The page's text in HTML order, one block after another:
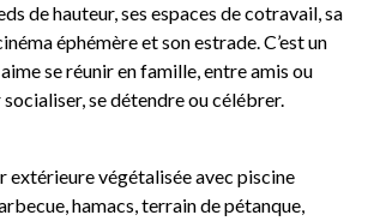
de hauteur, ses espaces de cotravail, sa
éphémère et son estrade. C’est un
aime se réunir en famille, entre amis ou
se détendre ou célébrer.
extérieure végétalisée avec piscine
hamacs, terrain de pétanque,